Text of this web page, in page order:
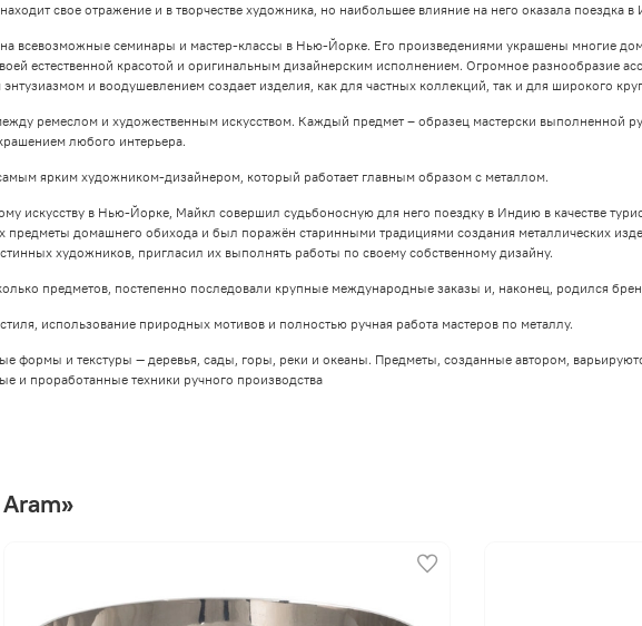
свое отражение и в творчестве художника, но наибольшее влияние на него оказала поездка
всевозможные семинары и мастер-классы в Нью-Йорке. Его произведениями украшены многие
естественной красотой и оригинальным дизайнерским исполнением. Огромное разнообразие
и воодушевлением создает изделия, как для частных коллекций, так и для широкого
ремеслом и художественным искусством. Каждый предмет – образец мастерски выполненной
любого интерьера.
ярким художником-дизайнером, который работает главным образом с металлом.
искусству в Нью-Йорке, Майкл совершил судьбоносную для него поездку в Индию в качестве
предметы домашнего обихода и был поражён старинными традициями создания металлических
художников, пригласил их выполнять работы по своему собственному дизайну.
предметов, постепенно последовали крупные международные заказы и, наконец, родился
использование природных мотивов и полностью ручная работа мастеров по металлу.
формы и текстуры — деревья, сады, горы, реки и океаны. Предметы, созданные автором,
и проработанные техники ручного производства